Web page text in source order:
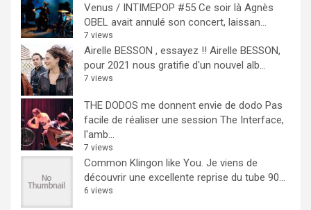
Venus / INTIMEPOP #55 Ce soir là Agnès
OBEL avait annulé son concert, laissan...
7 views
Airelle BESSON , essayez !! Airelle BESSON,
pour 2021 nous gratifie d'un nouvel alb...
7 views
THE DODOS me donnent envie de dodo Pas
facile de réaliser une session The Interface,
l'amb...
7 views
Common Klingon like You. Je viens de
découvrir une excellente reprise du tube 90...
6 views